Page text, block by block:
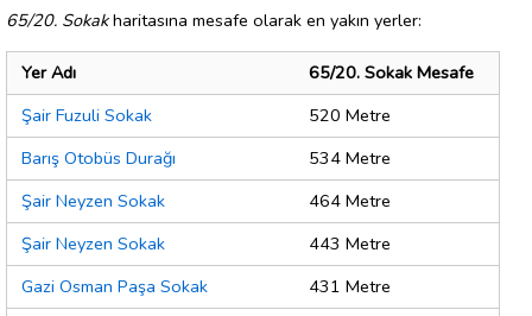
65/20. Sokakharitasına mesafe olarak en yakın yerler:
Yer Adı
65/20. Sokak Mesafe
Şair Fuzuli Sokak
520 Metre
Barış Otobüs Durağı
534 Metre
Şair Neyzen Sokak
464 Metre
Şair Neyzen Sokak
443 Metre
Gazi Osman Paşa Sokak
431 Metre